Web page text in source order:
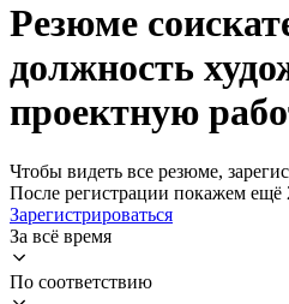
Резюме
должность
проектную
Чтобы видеть все резюме,
После регистрации покажем ещё
Зарегистрироваться
За всё время
По соответствию